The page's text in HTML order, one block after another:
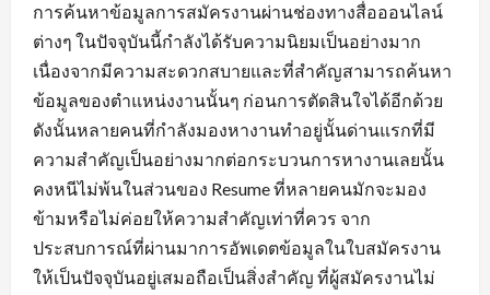
การค้นหาข้อมูลการสมัครงานผ่านช่องทางสื่อออนไลน์
ต่างๆ ในปัจจุบันนี้กำลังได้รับความนิยมเป็นอย่างมาก
เนื่องจากมีความสะดวกสบายและที่สำคัญสามารถค้นหา
ข้อมูลของตำแหน่งงานนั้นๆ ก่อนการตัดสินใจได้อีกด้วย
ดังนั้นหลายคนที่กำลังมองหางานทำอยู่นั้นด่านแรกที่มี
ความสำคัญเป็นอย่างมากต่อกระบวนการหางานเลยนั้น
คงหนีไม่พ้นในส่วนของ Resume ที่หลายคนมักจะมอง
ข้ามหรือไม่ค่อยให้ความสำคัญเท่าที่ควร จาก
ประสบการณ์ที่ผ่านมาการอัพเดตข้อมูลในใบสมัครงาน
ให้เป็นปัจจุบันอยู่เสมอถือเป็นสิ่งสำคัญ ที่ผู้สมัครงานไม่